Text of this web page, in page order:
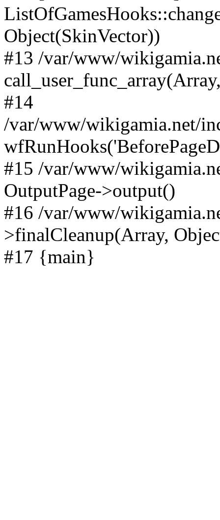
Object(SkinVector))
#13 /var/www/
#14
/var/www/wikigamia.net/
#15 /var/www/
OutputPage->output()
#16 /var/www/
>finalCleanup(Array,
#17 {main}